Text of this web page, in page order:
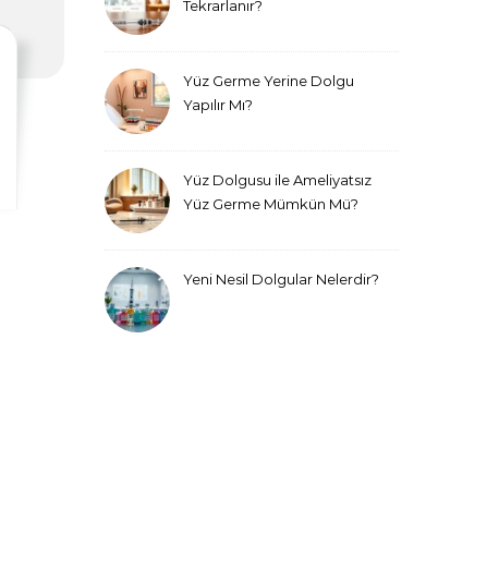
Tekrarlanır?
Yüz Germe Yerine Dolgu
Yapılır Mı?
Yüz Dolgusu ile Ameliyatsız
Yüz Germe Mümkün Mü?
Yeni Nesil Dolgular Nelerdir?